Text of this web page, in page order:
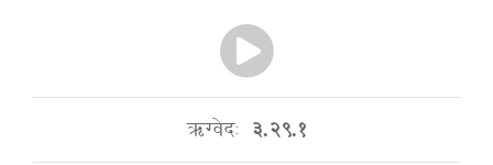
ऋग्वेदः ३.२९.१